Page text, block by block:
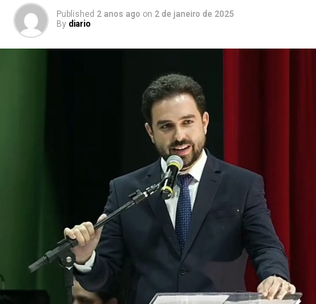
Published 2 anos ago on 2 de janeiro de 2025
By diario